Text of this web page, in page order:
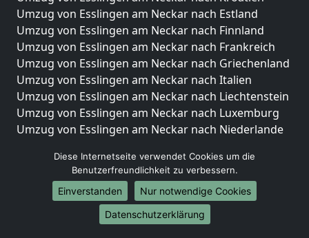
Umzug von Esslingen am Neckar nach Estland
Umzug von Esslingen am Neckar nach Finnland
Umzug von Esslingen am Neckar nach Frankreich
Umzug von Esslingen am Neckar nach Griechenland
Umzug von Esslingen am Neckar nach Italien
Umzug von Esslingen am Neckar nach Liechtenstein
Umzug von Esslingen am Neckar nach Luxemburg
Umzug von Esslingen am Neckar nach Niederlande
Umzüge-Deutschlandweit
Umzug von Esslingen am Neckar nach Berlin
Umzug von Esslingen am Neckar nach Hamburg
Umzug von Esslingen am Neckar nach München
Diese Internetseite verwendet Cookies um die
Benutzerfreundlichkeit zu verbessern.
Einverstanden
Nur notwendige Cookies
Datenschutzerklärung